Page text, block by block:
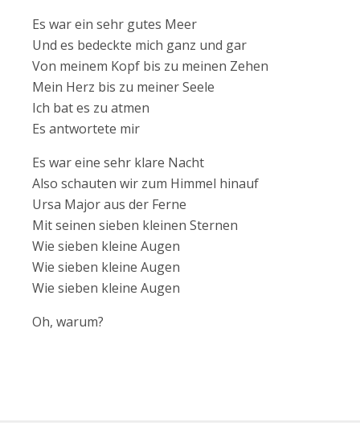
Es war ein sehr gutes Meer
Und es bedeckte mich ganz und gar
Von meinem Kopf bis zu meinen Zehen
Mein Herz bis zu meiner Seele
Ich bat es zu atmen
Es antwortete mir
Es war eine sehr klare Nacht
Also schauten wir zum Himmel hinauf
Ursa Major aus der Ferne
Mit seinen sieben kleinen Sternen
Wie sieben kleine Augen
Wie sieben kleine Augen
Wie sieben kleine Augen
Oh, warum?